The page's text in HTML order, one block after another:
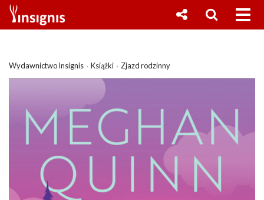
Wydawnictwo Insignis Książki Zjazd rodzinny